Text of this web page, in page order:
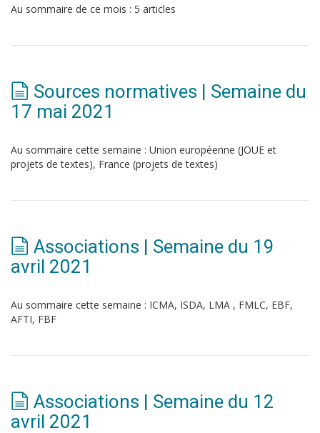
Au sommaire de ce mois : 5 articles
Sources normatives | Semaine du
17 mai 2021
Au sommaire cette semaine : Union européenne (JOUE et
projets de textes), France (projets de textes)
Associations | Semaine du 19
avril 2021
Au sommaire cette semaine : ICMA, ISDA, LMA , FMLC, EBF,
AFTI, FBF
Associations | Semaine du 12
avril 2021